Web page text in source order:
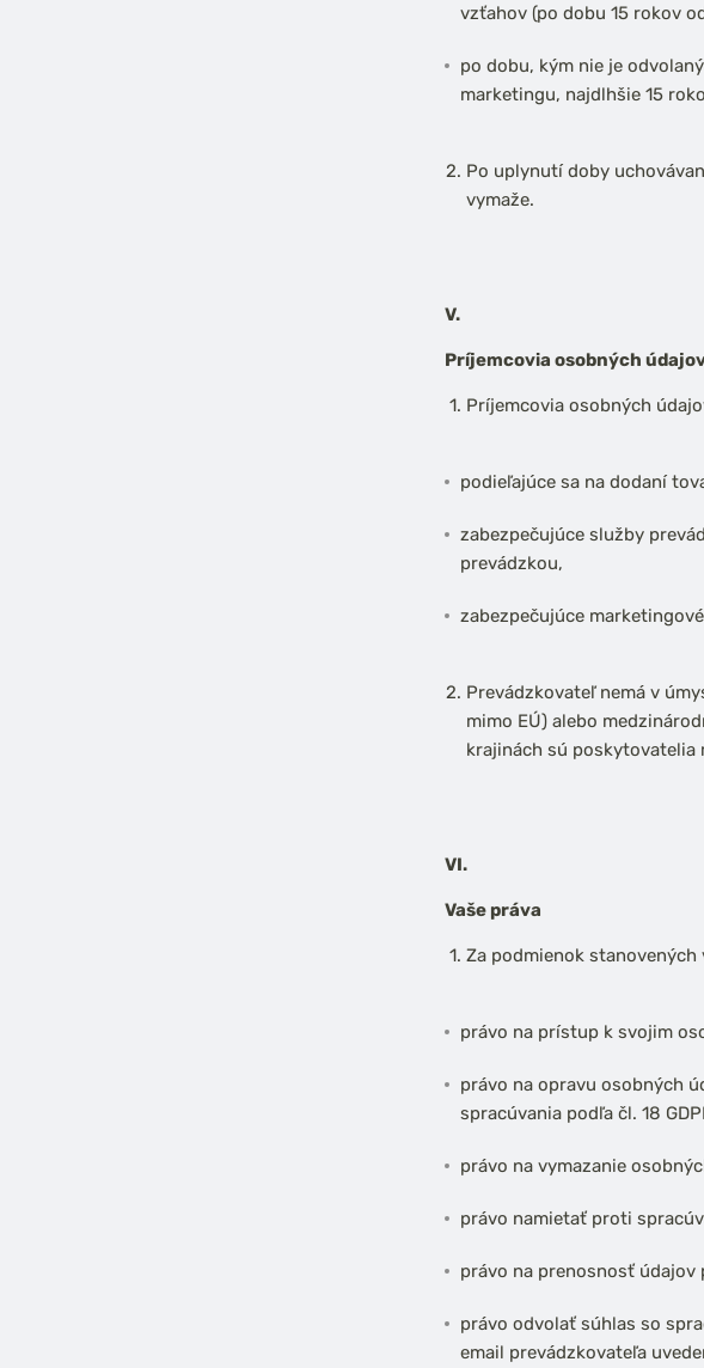
vzťahov (po dobu 15 rokov
po dobu, kým nie je
marketingu, najdlhšie 15
Po uplynutí doby
vymaže.
V.
Príjemcovia osobných
Príjemcovia osobných
podieľajúce sa na dodaní
zabezpečujúce služby
prevádzkou,
zabezpečujúce
Prevádzkovateľ nemá v
mimo EÚ) alebo
krajinách sú
VI.
Vaše práva
Za podmienok stanovených
právo na prístup k svojim
právo na opravu osobných
spracúvania podľa čl. 18
právo na vymazanie
právo namietať proti
právo na prenosnosť údajov
právo odvolať súhlas so
email prevádzkovateľa